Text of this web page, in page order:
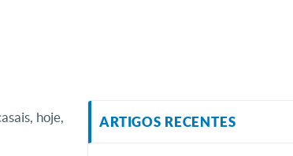
hoje,
ARTIGOS RECENTES